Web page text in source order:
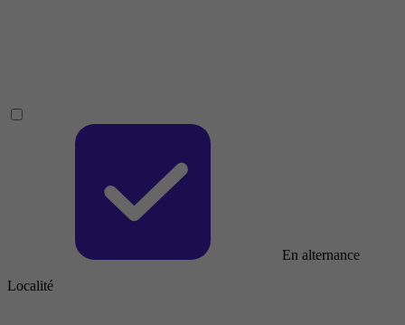
En alternance
Localité